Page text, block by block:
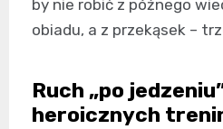
by nie robić z późnego
obiadu, a z przekąsek –
Ruch „po
heroicznych